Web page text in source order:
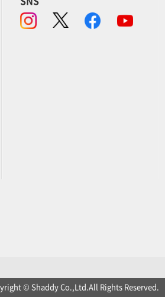
© Shaddy Co.,Ltd.All Rights Reserved.